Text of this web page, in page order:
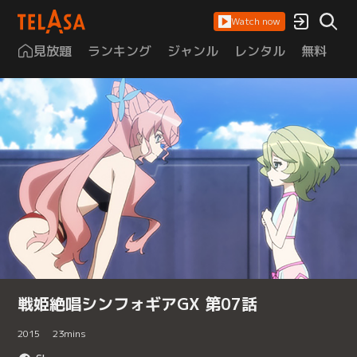
Watch now
見放題 ランキング ジャンル レンタル 無料
戦姫絶唱シンフォギアGX 第07話
2015 23mins